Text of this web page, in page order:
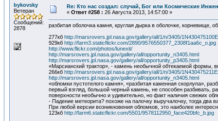
bykovsky
Ветеран
Сообщений:
2878
Re: Кто нас создал: случай, Бог или Космические
« Ответ #258 : 26 Августа 2013, 14:57:00 »
разбитая оболочка камня, круглая дырка в оболочке, корневище,
277кб http://marsrovers.jpl.nasa.gov/gallery/all/1/n/3405/
929кб http://farm3.staticflickr.com/2890/9576550377_2308f1aa6c_o.jpg
http://www.flickr.com/photos/lunexit/
http://marsrovers.jpl.nasa.gov/gallery/all/opportunity_n3405.html
http://marsrovers.jpl.nasa.gov/gallery/all/opportunity_p3405.html
«Марсианский трактор», - камень необычной обтекаемой формы,
266кб http://marsrovers.jpl.nasa.gov/gallery/all/1/n/3405/
http://marsrovers.jpl.nasa.gov/gallery/all/opportunity_n3405.html
«обломки пустотелого камня», «разбитая каменная скорлупа»,
первый взгляд, большой черный камень, не способен разбивать,
поверхности необычно и удивительно, но факт наличия свежих
- Падение метеорита? похоже на палочку выручалочку, тогда два
При любой версии возникновения обломков, это наиболее
123кб http://farm6.staticflickr.com/5501/9578112950_face420bfc_b.jpg